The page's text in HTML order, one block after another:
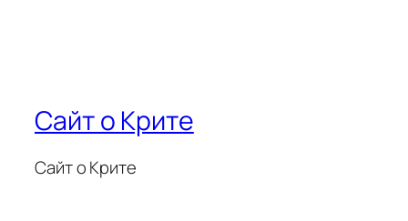
Сайт о Крите
Сайт о Крите